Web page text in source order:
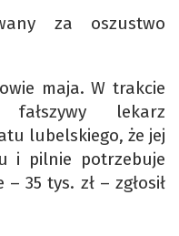
za oszustwo
maja. W trakcie
fałszywy lekarz
lubelskiego, że jej
i pilnie potrzebuje
35 tys. zł – zgłosił